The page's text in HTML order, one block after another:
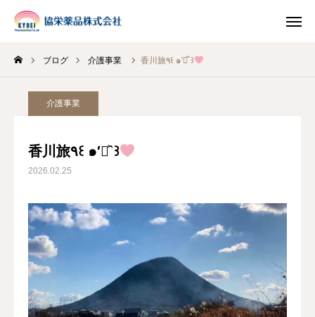
ブログ 介護事業 香川旅٩꒰ ๑′◡͐`꒱
介護事業
香川旅٩꒰ ๑′◡͐`꒱
2026.02.25
INSTAGRAM
HOME
事業案内
ブログ
お知らせ